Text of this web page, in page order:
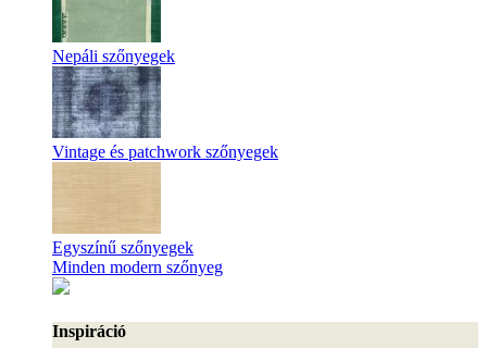
Nepáli szőnyegek
Vintage és patchwork szőnyegek
Egyszínű szőnyegek
Minden modern szőnyeg
Inspiráció